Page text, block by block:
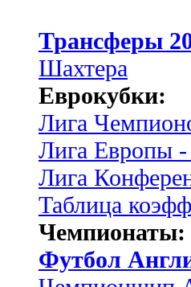
Трансферы
Шахтера
Еврокубки:
Лига
Лига Европы -
Лига
Таблица
Чемпионаты:
Футбол